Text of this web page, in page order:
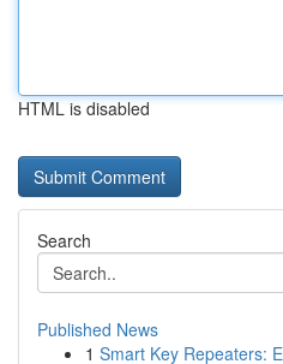
HTML is disabled
Search
Published News
1 Smart Key Repeaters: